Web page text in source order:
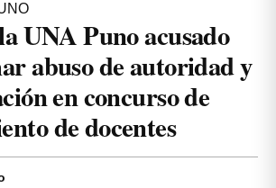
UNA Puno acusado
abuso de autoridad y
en concurso de
de docentes